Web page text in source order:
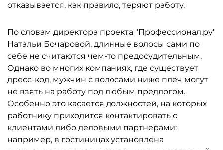
отказывается, как правило, теряют работу.
По словам директора проекта "Профессионал.ру"
Натальи Бочаровой, длинные волосы сами по
себе не считаются чем-то предосудительным.
Однако во многих компаниях, где существует
дресс-код, мужчин с волосами ниже плеч могут
не взять на работу под любым предлогом.
Особенно это касается должностей, на которых
работнику приходится контактировать с
клиентами либо деловыми партнерами:
например, в гостиницах установлена